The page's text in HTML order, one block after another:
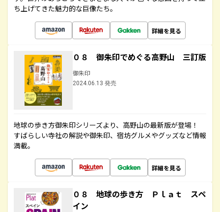
ち上げてきた魅力的な巨像たち。
詳細を見る
０８ 御朱印でめぐる高野山 三訂版
御朱印
2024.06.13 発売
地球の歩き方御朱印シリーズより、高野山の最新版が登場！
すばらしい寺社の解説や御朱印、宿坊グルメやグッズなど情報
満載。
詳細を見る
０８ 地球の歩き方 Ｐｌａｔ スペ
イン